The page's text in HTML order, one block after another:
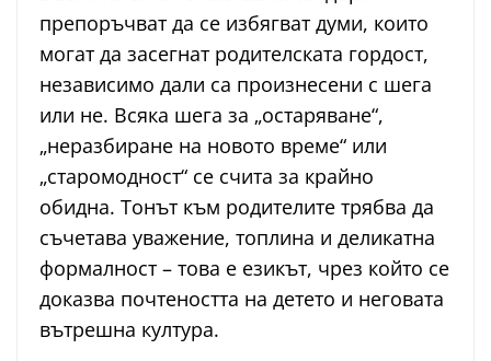
препоръчват да се избягват думи, които
могат да засегнат родителската гордост,
независимо дали са произнесени с шега
или не. Всяка шега за „остаряване“,
„неразбиране на новото време“ или
„старомодност“ се счита за крайно
обидна. Тонът към родителите трябва да
съчетава уважение, топлина и деликатна
формалност – това е езикът, чрез който се
доказва почтеността на детето и неговата
вътрешна култура.